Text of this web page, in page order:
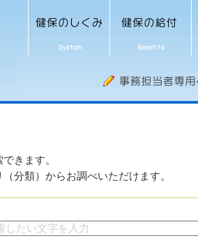
きます。
分類）からお調べいただけます。